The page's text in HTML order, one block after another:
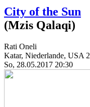
City of the Sun
(Mzis Qalaqi)
Rati Oneli
Katar, Niederlande, USA
So, 28.05.2017 20:30